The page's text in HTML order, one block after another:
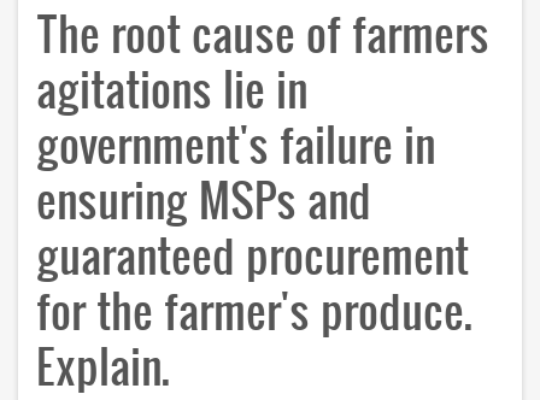
The root cause of farmers
agitations lie in
government's failure in
ensuring MSPs and
guaranteed procurement
for the farmer's produce.
Explain.